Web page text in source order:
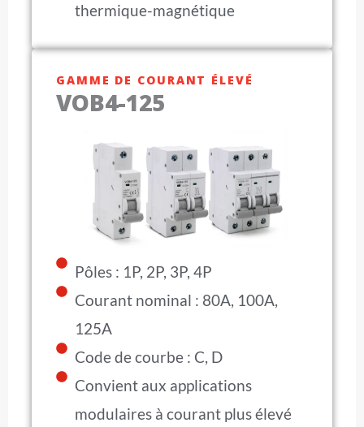
thermique-magnétique
GAMME DE COURANT ÉLEVÉ
VOB4-125
Pôles : 1P, 2P, 3P, 4P
Courant nominal : 80A, 100A,
125A
Code de courbe : C, D
Convient aux applications
modulaires à courant plus élevé